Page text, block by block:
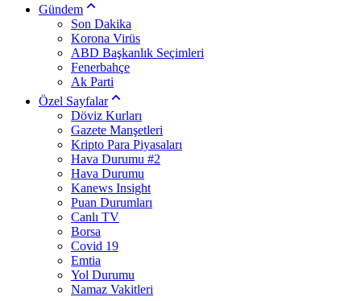
Gündem
Son Dakika
Korona Virüs
ABD Başkanlık Seçimleri
Fenerbahçe
Ak Parti
Özel Sayfalar
Döviz Kurları
Gazete Manşetleri
Kripto Para Piyasaları
Hava Durumu #2
Hava Durumu
Kanews Insight
Puan Durumları
Canlı TV
Borsa
Covid 19
Emtia
Yol Durumu
Namaz Vakitleri